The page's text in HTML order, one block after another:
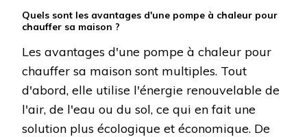
Quels sont les avantages d'une pompe à chaleur pour
chauffer sa maison ?
Les avantages d'une pompe à chaleur pour
chauffer sa maison sont multiples. Tout
d'abord, elle utilise l'énergie renouvelable de
l'air, de l'eau ou du sol, ce qui en fait une
solution plus écologique et économique. De